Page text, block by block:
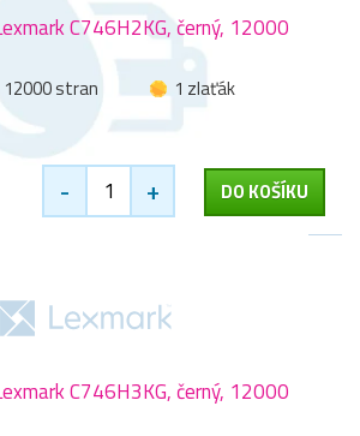
C746H2KG, černý, 12000
12000 stran
1 zlaťák
- + DO KOŠÍKU
C746H3KG, černý, 12000